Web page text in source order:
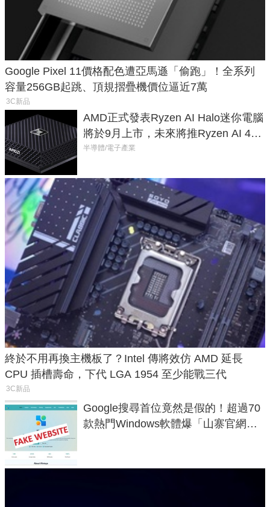
Google Pixel 11價格配色遭亞馬遜「偷跑」！全系列
容量256GB起跳、頂規摺疊機價位逼近7萬
3C新品
AMD正式發表Ryzen AI Halo迷你電腦
將於9月上市，未來將推Ryzen AI 400
Max系列處理器與對應升級版
半導體/電子產業
終於不用再換主機板了？Intel 傳將效仿 AMD 延長
CPU 插槽壽命，下代 LGA 1954 至少能戰三代
3C新品
Google搜尋首位竟然是假的！超過70
款熱門Windows軟體爆「山寨官網」